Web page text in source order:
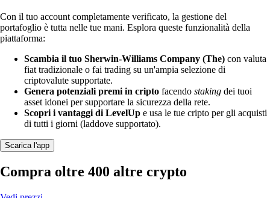
Con il tuo account completamente verificato, la gestione del
portafoglio è tutta nelle tue mani. Esplora queste funzionalità della
piattaforma:
Scambia il tuo Sherwin-Williams Company (The) con valuta
fiat tradizionale o fai trading su un'ampia selezione di
criptovalute supportate.
Genera potenziali premi in cripto facendo staking dei tuoi
asset idonei per supportare la sicurezza della rete.
Scopri i vantaggi di LevelUp e usa le tue cripto per gli acquisti
di tutti i giorni (laddove supportato).
Scarica l'app
Compra oltre 400 altre crypto